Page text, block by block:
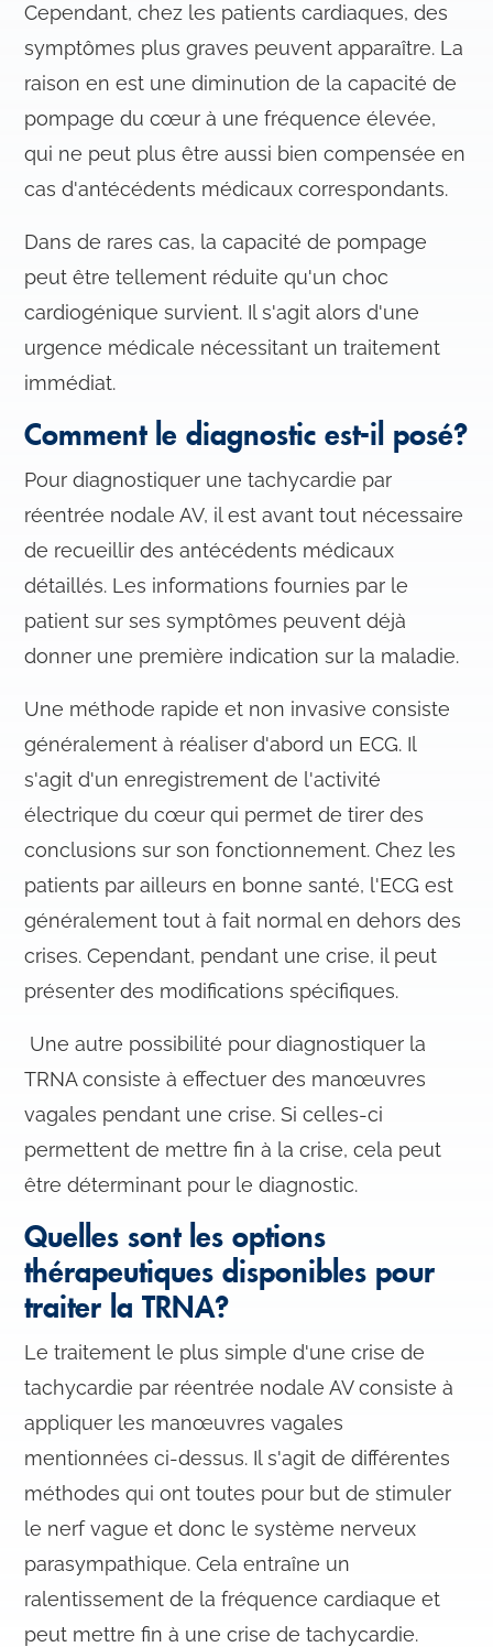
Cependant, chez les patients cardiaques, des
symptômes plus graves peuvent apparaître. La
raison en est une diminution de la capacité de
pompage du cœur à une fréquence élevée,
qui ne peut plus être aussi bien compensée en
cas d'antécédents médicaux correspondants.
Dans de rares cas, la capacité de pompage
peut être tellement réduite qu'un choc
cardiogénique survient. Il s'agit alors d'une
urgence médicale nécessitant un traitement
immédiat.
Comment le diagnostic est-il posé?
Pour diagnostiquer une tachycardie par
réentrée nodale AV, il est avant tout nécessaire
de recueillir des antécédents médicaux
détaillés. Les informations fournies par le
patient sur ses symptômes peuvent déjà
donner une première indication sur la maladie.
Une méthode rapide et non invasive consiste
généralement à réaliser d'abord un ECG. Il
s'agit d'un enregistrement de l'activité
électrique du cœur qui permet de tirer des
conclusions sur son fonctionnement. Chez les
patients par ailleurs en bonne santé, l'ECG est
généralement tout à fait normal en dehors des
crises. Cependant, pendant une crise, il peut
présenter des modifications spécifiques.
Une autre possibilité pour diagnostiquer la
TRNA consiste à effectuer des manœuvres
vagales pendant une crise. Si celles-ci
permettent de mettre fin à la crise, cela peut
être déterminant pour le diagnostic.
Quelles sont les options
thérapeutiques disponibles pour
traiter la TRNA?
Le traitement le plus simple d'une crise de
tachycardie par réentrée nodale AV consiste à
appliquer les manœuvres vagales
mentionnées ci-dessus. Il s'agit de différentes
méthodes qui ont toutes pour but de stimuler
le nerf vague et donc le système nerveux
parasympathique. Cela entraîne un
ralentissement de la fréquence cardiaque et
peut mettre fin à une crise de tachycardie.